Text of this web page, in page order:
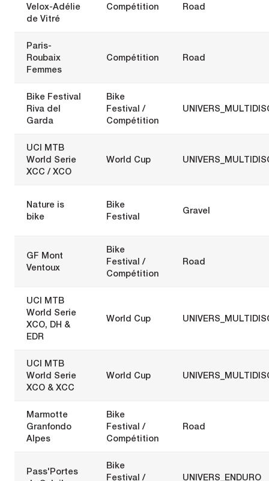
Velox-Adélie
de Vitré
Compétition Road
Paris-
Roubaix
Femmes
Compétition Road
Bike Festival
Riva del
Garda
Bike
Festival /
Compétition
UCI MTB
World Serie
XCC / XCO
World Cup
Nature is
bike
Bike
Festival
Gravel
GF Mont
Ventoux
Bike
Festival /
Compétition
Road
UCI MTB
World Serie
XCO, DH &
EDR
World Cup
UCI MTB
World Serie
XCO & XCC
World Cup
Marmotte
Granfondo
Alpes
Bike
Festival /
Compétition
Road
Pass'Portes
Bike
Festival /
UNIVERS_ENDURO